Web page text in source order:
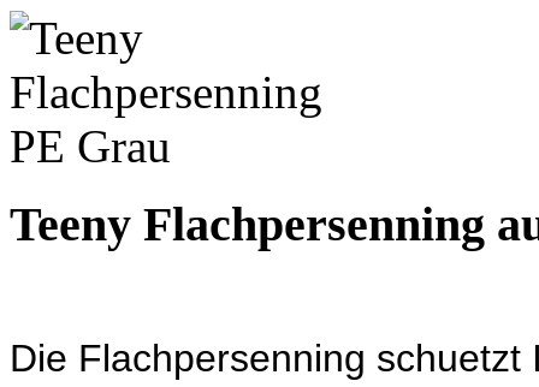
Teeny Flachpersenning
Die Flachpersenning